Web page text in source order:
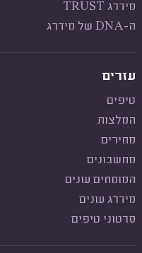
מידרג TRUST
ה-DNA של מידרג
עזרים
טיפים
המלצות
מחירים
מחשבונים
המומחים עונים
מידרג עונים
סרטוני טיפים